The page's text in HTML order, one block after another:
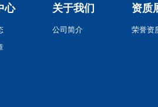
心 关于我们
公司简介
资质
荣誉资